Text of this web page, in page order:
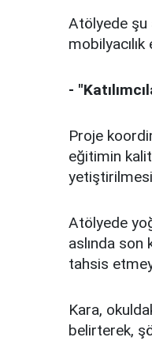
Atölyede şu
-
Proje
eğitimin
Atölyede
aslında son
tahsis
Kara,
belirterek,